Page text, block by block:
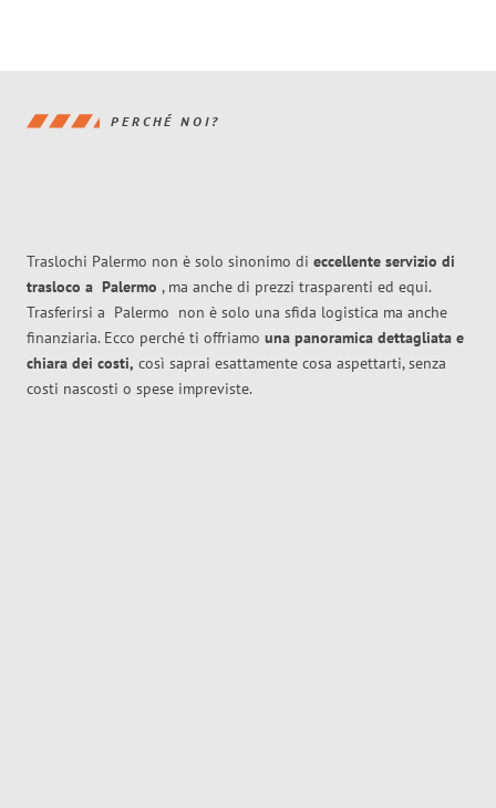
PERCHÉ NOI?
Traslochi Palermo non è solo sinonimo di eccellente servizio di
trasloco a Palermo , ma anche di prezzi trasparenti ed equi.
Trasferirsi a Palermo non è solo una sfida logistica ma anche
finanziaria. Ecco perché ti offriamo una panoramica dettagliata e
chiara dei costi, così saprai esattamente cosa aspettarti, senza
costi nascosti o spese impreviste.